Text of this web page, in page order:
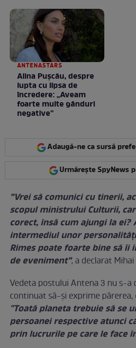
ANTENASTARS
Alina Pușcău, despre
lupta cu lipsa de
încredere: „Aveam
foarte multe gânduri
negative”
Adaugă-ne ca sursă
Urmărește SpyNews
”Vrei să comunici cu tinerii,
scopul ministrului Culturii,
corect, însă cum ajungi la
intermediul unor
Rimes poate foarte bine să îi
de eveniment”, a declarat Mihai
Vedeta postului Antena 3 nu s-a
continuat să-şi exprime părerea,
"Toată planeta trebuie să se
persoanei respective atunci
prin lucrurile pe care le face